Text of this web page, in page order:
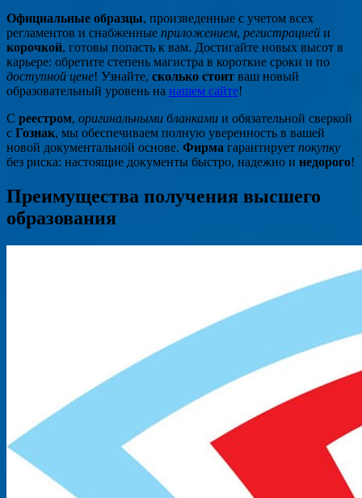
Официальные образцы, произведенные с учетом всех
регламентов и снабженные приложением, регистрацией и
корочкой, готовы попасть к вам. Достигайте новых высот в
карьере: обретите степень магистра в короткие сроки и по
доступной цене! Узнайте, сколько стоит ваш новый
образовательный уровень на нашем сайте!
С реестром, оригинальными бланками и обязательной сверкой
с Гознак, мы обеспечиваем полную уверенность в вашей
новой документальной основе. Фирма гарантирует покупку
без риска: настоящие документы быстро, надежно и недорого!
Преимущества получения высшего
образования